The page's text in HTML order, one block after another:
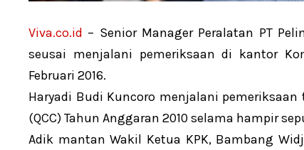
Viva.co.id – Senior Manager Peralatan PT
seusai menjalani pemeriksaan di kantor
Februari 2016.
Haryadi Budi Kuncoro menjalani
(QCC) Tahun Anggaran 2010 selama hampir
Adik mantan Wakil Ketua KPK, Bambang